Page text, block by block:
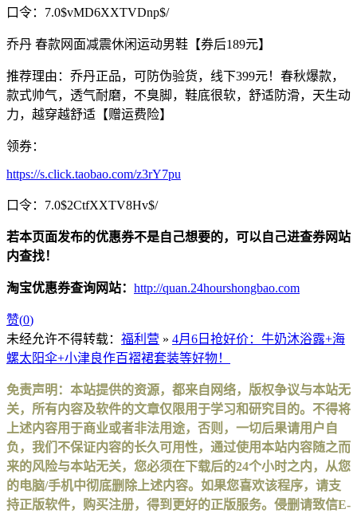
口令：7.0$vMD6XXTVDnp$/
乔丹 春款网面减震休闲运动男鞋【券后189元】
推荐理由：乔丹正品，可防伪验货，线下399元！春秋爆款，
款式帅气，透气耐磨，不臭脚，鞋底很软，舒适防滑，天生动
力，越穿越舒适【赠运费险】
领券：
https://s.click.taobao.com/z3rY7pu
口令：7.0$2CtfXXTV8Hv$/
若本页面发布的优惠券不是自己想要的，可以自己进查券网站
内查找！
淘宝优惠券查询网站： http://quan.24hourshongbao.com
赞(0)
未经允许不得转载： 福利营 » 4月6日抢好价：牛奶沐浴露+海
螺太阳伞+小津良作百褶裙套装等好物！
免责声明：本站提供的资源，都来自网络，版权争议与本站无
关，所有内容及软件的文章仅限用于学习和研究目的。不得将
上述内容用于商业或者非法用途，否则，一切后果请用户自
负，我们不保证内容的长久可用性，通过使用本站内容随之而
来的风险与本站无关，您必须在下载后的24个小时之内，从您
的电脑/手机中彻底删除上述内容。如果您喜欢该程序，请支
持正版软件，购买注册，得到更好的正版服务。侵删请致信E-